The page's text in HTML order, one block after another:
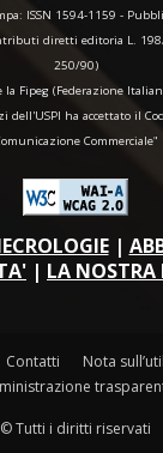
ISSN 1594-1159 -
diretti editoria L.
250/90)
la Fipeg (Federazione
dell'USPI ha accettato il
Commerciale"
|
| LA NOSTRA
Contatti
Nota
© Tutti i diritti riservati